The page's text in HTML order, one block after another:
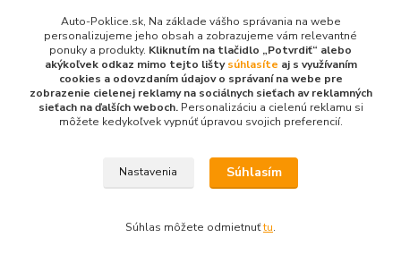
Kontakty
Auto-Poklice.sk
(Po-Pia, 8-16 hod.)
info@auto-poklice.sk
© 2024 všetky práva vyhradené
Auto-Poklice.sk, Na základe vášho správania na webe
personalizujeme jeho obsah a zobrazujeme vám relevantné
ponuky a produkty. Kliknutím na tlačidlo „Potvrdiť“ alebo
akýkoľvek odkaz mimo tejto lištysúhlasíte aj s využívaním
cookies a odovzdaním údajov o správaní na webe pre
zobrazenie cielenej reklamy na sociálnych sieťach av reklamných
sieťach na ďalších weboch.Personalizáciu a cielenú reklamu si
môžete kedykoľvek vypnúť úpravou svojich preferencií.
Nastavenia Súhlasím
Súhlas môžete odmietnuťtu.